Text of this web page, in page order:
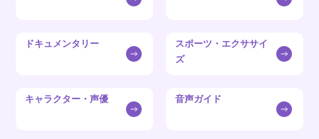
ドキュメンタリー
スポーツ・エクササイ
ズ
キャラクター・声優 音声ガイド